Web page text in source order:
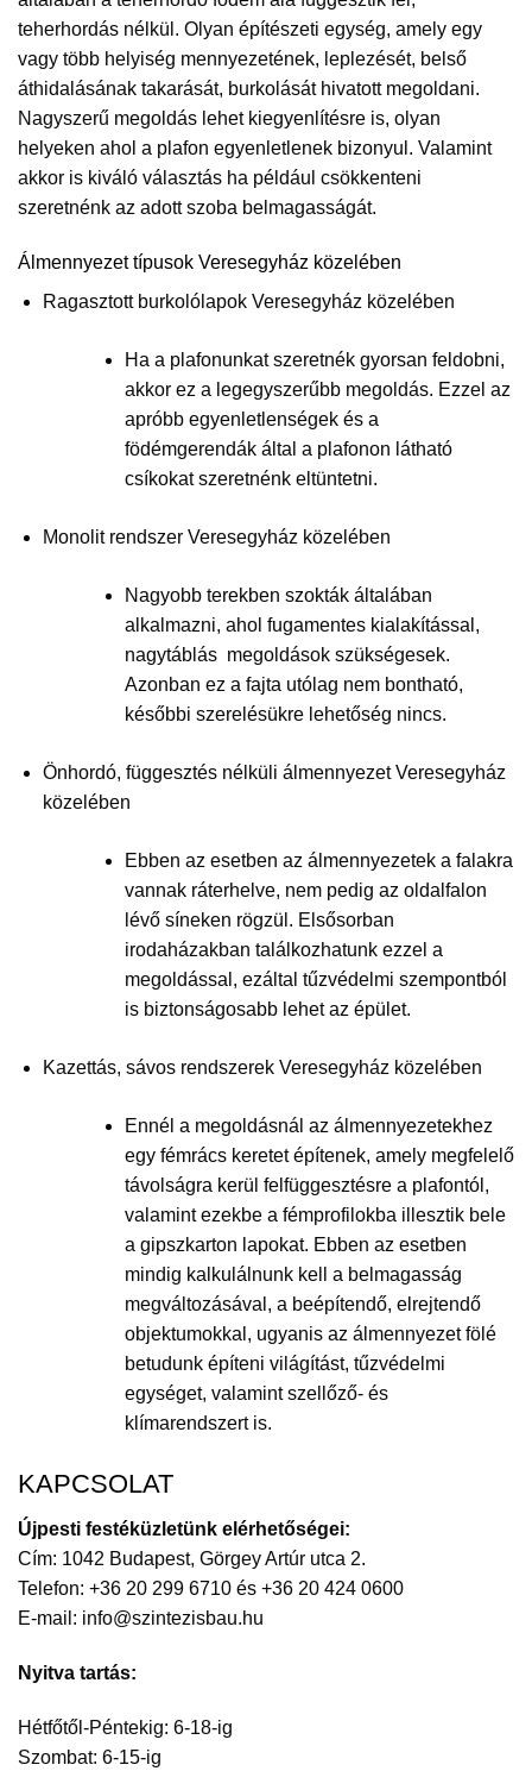
teherhordás nélkül. Olyan építészeti egység, amely egy
vagy több helyiség mennyezetének, leplezését, belső
áthidalásának takarását, burkolását hivatott megoldani.
Nagyszerű megoldás lehet kiegyenlítésre is, olyan
helyeken ahol a plafon egyenletlenek bizonyul. Valamint
akkor is kiváló választás ha például csökkenteni
szeretnénk az adott szoba belmagasságát.
Álmennyezet típusok Veresegyház közelében
Ragasztott burkolólapok Veresegyház közelében
Ha a plafonunkat szeretnék gyorsan feldobni,
akkor ez a legegyszerűbb megoldás. Ezzel az
apróbb egyenletlenségek és a
födémgerendák által a plafonon látható
csíkokat szeretnénk eltüntetni.
Monolit rendszer Veresegyház közelében
Nagyobb terekben szokták általában
alkalmazni, ahol fugamentes kialakítással,
nagytáblás megoldások szükségesek.
Azonban ez a fajta utólag nem bontható,
későbbi szerelésükre lehetőség nincs.
Önhordó, függesztés nélküli álmennyezet Veresegyház
közelében
Ebben az esetben az álmennyezetek a falakra
vannak ráterhelve, nem pedig az oldalfalon
lévő síneken rögzül. Elsősorban
irodaházakban találkozhatunk ezzel a
megoldással, ezáltal tűzvédelmi szempontból
is biztonságosabb lehet az épület.
Kazettás, sávos rendszerek Veresegyház közelében
Ennél a megoldásnál az álmennyezetekhez
egy fémrács keretet építenek, amely megfelelő
távolságra kerül felfüggesztésre a plafontól,
valamint ezekbe a fémprofilokba illesztik bele
a gipszkarton lapokat. Ebben az esetben
mindig kalkulálnunk kell a belmagasság
megváltozásával, a beépítendő, elrejtendő
objektumokkal, ugyanis az álmennyezet fölé
betudunk építeni világítást, tűzvédelmi
egységet, valamint szellőző- és
klímarendszert is.
KAPCSOLAT
Újpesti festéküzletünk elérhetőségei:
Cím: 1042 Budapest, Görgey Artúr utca 2.
Telefon: +36 20 299 6710 és +36 20 424 0600
E-mail: info@szintezisbau.hu
Nyitva tartás:
Hétfőtől-Péntekig: 6-18-ig
Szombat: 6-15-ig